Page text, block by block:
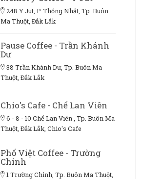
248 Y Jut, P. Thống Nhất, Tp. Buôn
Ma Thuột, Đắk Lắk
Pause Coffee - Trần Khánh
Dư
38 Trần Khánh Dư, Tp. Buôn Ma
Thuột, Đắk Lắk
Chio's Cafe - Chế Lan Viên
6 - 8 - 10 Chế Lan Viên , Tp. Buôn Ma
Thuột, Đắk Lắk, Chio's Cafe
Phố Việt Coffee - Trường
Chinh
1 Trường Chinh, Tp. Buôn Ma Thuột,